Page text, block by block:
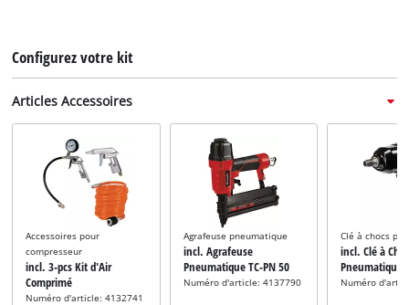
Configurez votre kit
Articles Accessoires
Accessoires pour
compresseur
incl. 3-pcs Kit d'Air
Comprimé
Numéro d'article: 4132741
Agrafeuse pneumatique
incl. Agrafeuse
Pneumatique TC-PN 50
Numéro d'article: 4137790
Clé à chocs
incl. Clé à
Pneumatique
Numéro